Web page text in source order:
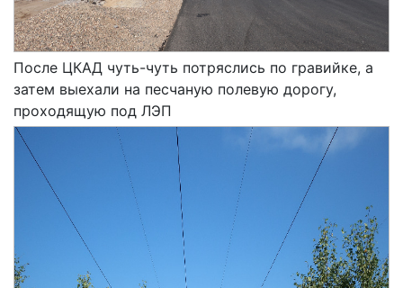
После ЦКАД чуть-чуть потряслись по гравийке, а
затем выехали на песчаную полевую дорогу,
проходящую под ЛЭП